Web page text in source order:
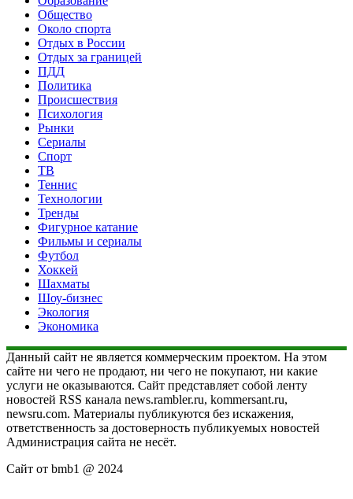
Общество
Около спорта
Отдых в России
Отдых за границей
ПДД
Политика
Происшествия
Психология
Рынки
Сериалы
Спорт
ТВ
Теннис
Технологии
Тренды
Фигурное катание
Фильмы и сериалы
Футбол
Хоккей
Шахматы
Шоу-бизнес
Экология
Экономика
Данный сайт не является коммерческим проектом. На этом
сайте ни чего не продают, ни чего не покупают, ни какие
услуги не оказываются. Сайт представляет собой ленту
новостей RSS канала news.rambler.ru, kommersant.ru,
newsru.com. Материалы публикуются без искажения,
ответственность за достоверность публикуемых новостей
Администрация сайта не несёт.
Сайт от bmb1 @ 2024